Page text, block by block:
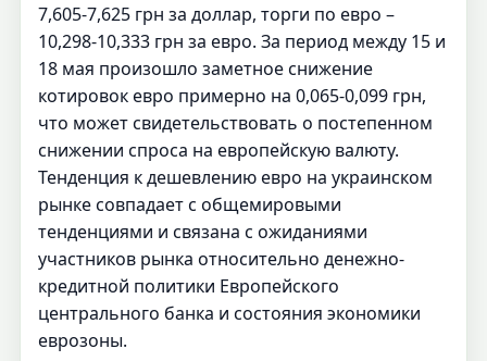
7,605-7,625 грн за доллар, торги по евро –
10,298-10,333 грн за евро. За период между 15 и
18 мая произошло заметное снижение
котировок евро примерно на 0,065-0,099 грн,
что может свидетельствовать о постепенном
снижении спроса на европейскую валюту.
Тенденция к дешевлению евро на украинском
рынке совпадает с общемировыми
тенденциями и связана с ожиданиями
участников рынка относительно денежно-
кредитной политики Европейского
центрального банка и состояния экономики
еврозоны.